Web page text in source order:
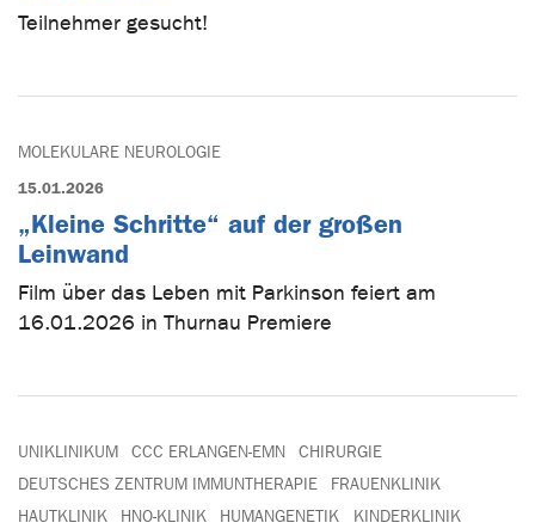
Teilnehmer gesucht!
MOLEKULARE NEUROLOGIE
15.01.2026
„Kleine Schritte“ auf der großen
Leinwand
Film über das Leben mit Parkinson feiert am
16.01.2026 in Thurnau Premiere
UNIKLINIKUM CCC ERLANGEN-EMN
CHIRURGIE
DEUTSCHES ZENTRUM IMMUNTHERAPIE
FRAUENKLINIK
HAUTKLINIK
HNO-KLINIK HUMANGENETIK
KINDERKLINIK